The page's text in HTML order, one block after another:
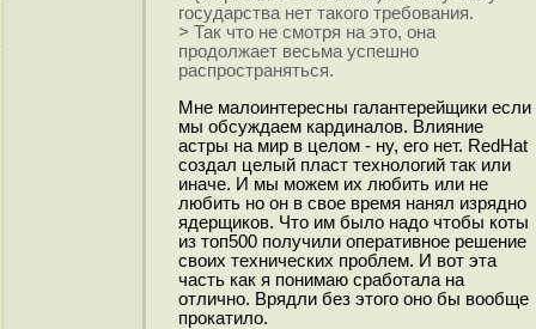
государства нет такого требования.
> Так что не смотря на это, она
продолжает весьма успешно
распространяться.
Мне малоинтересны галантерейщики если
мы обсуждаем кардиналов. Влияние
астры на мир в целом - ну, его нет. RedHat
создал целый пласт технологий так или
иначе. И мы можем их любить или не
любить но он в свое время нанял изрядно
ядерщиков. Что им было надо чтобы коты
из топ500 получили оперативное решение
своих технических проблем. И вот эта
часть как я понимаю сработала на
отлично. Врядли без этого оно бы вообще
прокатило.